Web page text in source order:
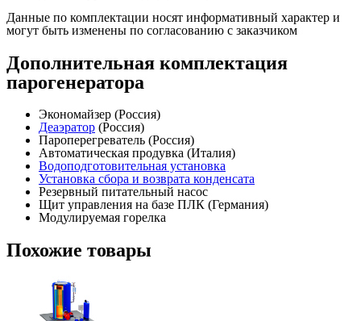
Данные по комплектации носят информативный характер и
могут быть изменены по согласованию с заказчиком
Дополнительная комплектация
парогенератора
Экономайзер (Россия)
Деаэратор (Россия)
Пароперегреватель (Россия)
Автоматическая продувка (Италия)
Водоподготовительная установка
Установка сбора и возврата конденсата
Резервный питательный насос
Щит управления на базе ПЛК (Германия)
Модулируемая горелка
Похожие товары